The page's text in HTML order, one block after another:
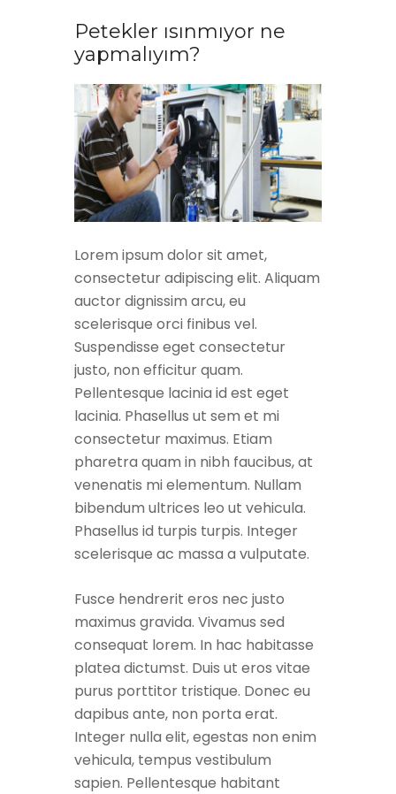
Petekler ısınmıyor ne
yapmalıyım?
Lorem ipsum dolor sit amet,
consectetur adipiscing elit. Aliquam
auctor dignissim arcu, eu
scelerisque orci finibus vel.
Suspendisse eget consectetur
justo, non efficitur quam.
Pellentesque lacinia id est eget
lacinia. Phasellus ut sem et mi
consectetur maximus. Etiam
pharetra quam in nibh faucibus, at
venenatis mi elementum. Nullam
bibendum ultrices leo ut vehicula.
Phasellus id turpis turpis. Integer
scelerisque ac massa a vulputate.
Fusce hendrerit eros nec justo
maximus gravida. Vivamus sed
consequat lorem. In hac habitasse
platea dictumst. Duis ut eros vitae
purus porttitor tristique. Donec eu
dapibus ante, non porta erat.
Integer nulla elit, egestas non enim
vehicula, tempus vestibulum
sapien. Pellentesque habitant